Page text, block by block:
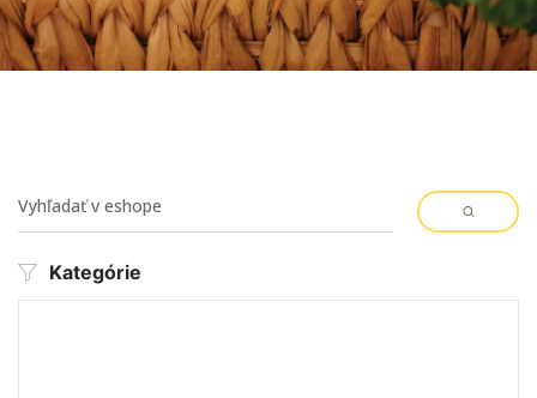
Kategórie